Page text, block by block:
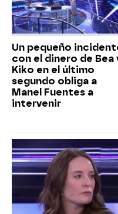
Un pequeño
con el dinero de Bea
Kiko en el último
segundo obliga a
Manel Fuentes a
intervenir